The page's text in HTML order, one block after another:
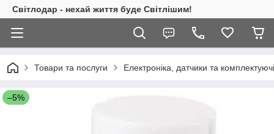
Світлодар - нехай життя буде Світлішим!
Товари та послуги Електроніка, датчики та комплектуючі
–5%